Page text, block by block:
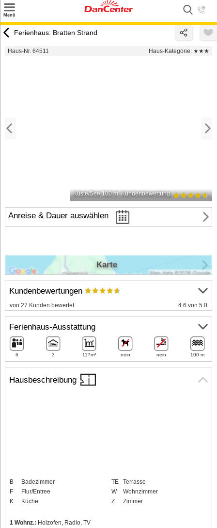
Menü
Urlaubsziele
Ferienhaus: Bratten Strand
Haus-Nr. 64511 Haus-Kategorie: ★★★
Küste/See 100 m Kundenbewertung
Anreise & Dauer auswählen
Hausbeschreibung
B
Badezimmer
F
Flur/Entree
K
Küche
TE
Terrasse
W
Wohnzimmer
Z
Zimmer
1 Wohnz.: Holzofen, Radio, TV
Kundenbewertungen
von 27 Kunden bewertet 4.6 von 5.0
Ferienhaus-Ausstattung
6 3 117m² nein nein 100 m
Karte